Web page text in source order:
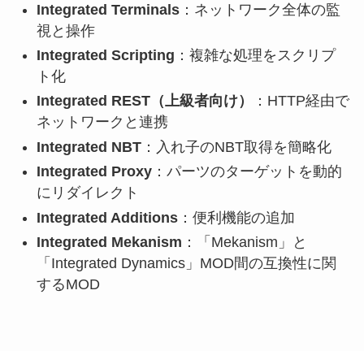
Integrated Terminals：ネットワーク全体の監
視と操作
Integrated Scripting ：複雑な処理をスクリプ
ト化
Integrated REST（上級者向け）
：HTTP経由で
ネットワークと連携
Integrated NBT：入れ子のNBT取得を簡略化
Integrated Proxy：パーツのターゲットを動的
にリダイレクト
Integrated Additions：便利機能の追加
Integrated Mekanism ：「Mekanism」と
「Integrated Dynamics」MOD間の互換性に関
するMOD